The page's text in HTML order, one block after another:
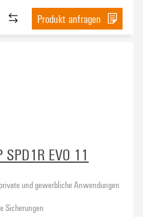
Produkt anfragen
EVO 11
und gewerbliche Anwendungen
Sicherungen